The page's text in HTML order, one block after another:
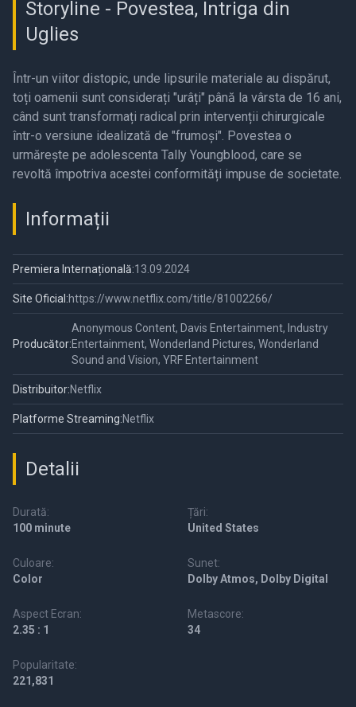
Storyline - Povestea, Intriga din
Uglies
Într-un viitor distopic, unde lipsurile materiale au dispărut,
toți oamenii sunt considerați "urâți" până la vârsta de 16 ani,
când sunt transformați radical prin intervenții chirurgicale
într-o versiune idealizată de "frumoși". Povestea o
urmărește pe adolescenta Tally Youngblood, care se
revoltă împotriva acestei conformități impuse de societate.
Informații
Premiera Internațională:13.09.2024
Site Oficial:https://www.netflix.com/title/81002266/
Producător:
Anonymous Content, Davis Entertainment, Industry
Entertainment, Wonderland Pictures, Wonderland
Sound and Vision, YRF Entertainment
Distribuitor:Netflix
Platforme Streaming:Netflix
Detalii
Durată:
100 minute
Țări:
United States
Culoare:
Color
Sunet:
Dolby Atmos, Dolby Digital
Aspect Ecran:
2.35 : 1
Metascore:
34
Popularitate:
221,831